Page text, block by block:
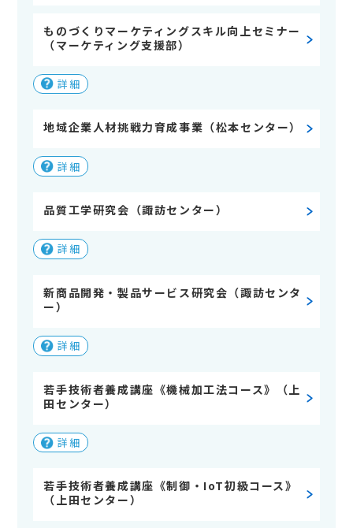
ものづくりマーケティングスキル向上セミナー
（マーケティング支援部）
詳細
地域企業人材挑戦力育成事業（松本センター）
詳細
品質工学研究会（諏訪センター）
詳細
新商品開発・製品サービス研究会（諏訪センタ
ー）
詳細
若手技術者養成講座《機械加工法コース》（上
田センター）
詳細
若手技術者養成講座《制御・IoT初級コース》
（上田センター）